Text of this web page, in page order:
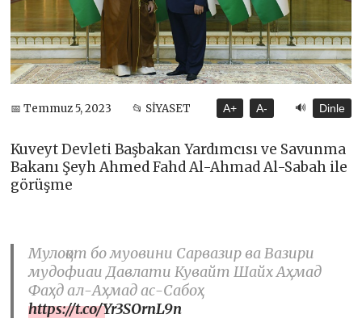
📅 Temmuz 5, 2023 📂 SİYASET A+ A- 🔊 Dinle
Kuveyt Devleti Başbakan Yardımcısı ve Savunma
Bakanı Şeyh Ahmed Fahd Al-Ahmad Al-Sabah ile
görüşme
Мулоқот бо муовини Сарвазир ва Вазири
мудофиаи Давлати Кувайт Шайх Аҳмад
Фаҳд ал-Аҳмад ас-Сабоҳ
https://t.co/Yr3SOrnL9n